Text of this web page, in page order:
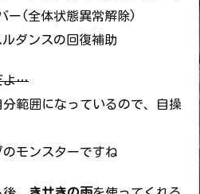
ー(全体状態異常解除)
ダンスの回復補助
よ…
範囲になっているので、自操
モンスターですね